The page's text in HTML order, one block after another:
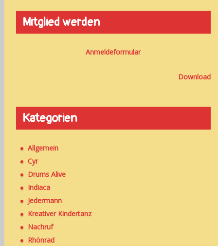
Mitglied werden
Anmeldeformular
Download
Kategorien
Allgemein
Cyr
Drums Alive
Indiaca
Jedermann
Kreativer Kindertanz
Nachruf
Rhönrad